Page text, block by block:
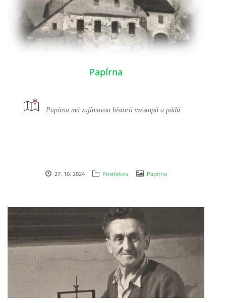
Kontakt:
tel. 773 916 275
info@domdej.cz
--------------------------------------------------------------
Tento projekt je realizován za finanční podpory
Papírna
Papírna má zajímavou historii vzestupů a pádů.
27. 10. 2024 Postřekov Papírna